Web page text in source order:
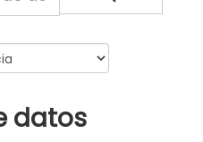
datos